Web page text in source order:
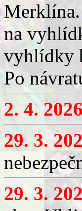
Merklína.
na
vyhlídky
Po
2. 4.
29. 3.
29. 3.